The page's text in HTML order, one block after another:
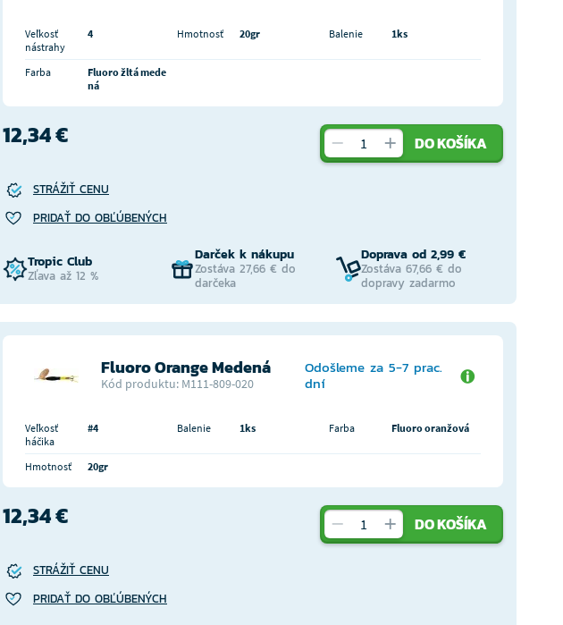
Veľkosť
nástrahy
4 Hmotnosť 20gr Balenie 1ks
Farba
Fluoro žltá mede
ná
12,34 € DO KOŠÍKA
STRÁŽIŤ CENU
PRIDAŤ DO OBĽÚBENÝCH
Tropic Club
Zľava až 12 %
Darček k nákupu
Zostáva 27,66 € do
darčeka
Doprava od 2,99 €
Zostáva 67,66 € do
dopravy zadarmo
Fluoro Orange Medená
Kód produktu: M111-809-020
Odošleme za 5-7 prac.
dní
Veľkosť
háčika
#4 Balenie 1ks Farba Fluoro oranžová
Hmotnosť 20gr
12,34 € DO KOŠÍKA
STRÁŽIŤ CENU
PRIDAŤ DO OBĽÚBENÝCH